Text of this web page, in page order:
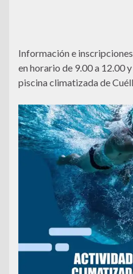
Información e
en horario de 9.00 a 12.00
piscina climatizada de